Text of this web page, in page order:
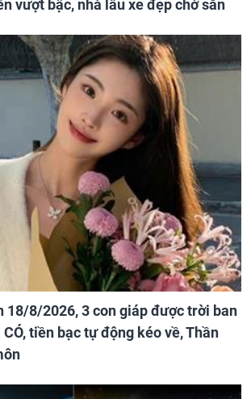
vượt bậc, nhà lầu xe đẹp chờ sẵn
18/8/2026, 3 con giáp được trời ban
tiền bạc tự động kéo về, Thần